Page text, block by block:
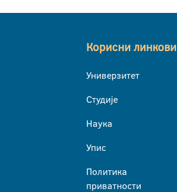
Корисни линкови
Универзитет
Студије
Наука
Упис
Политика
приватности